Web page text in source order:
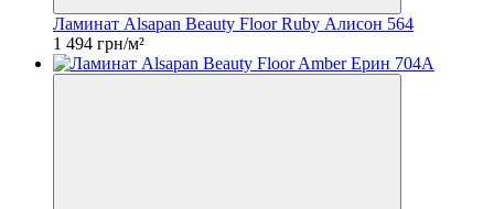
Ламинат Alsapan Beauty Floor Ruby Алисон 564
1 494 грн/м²